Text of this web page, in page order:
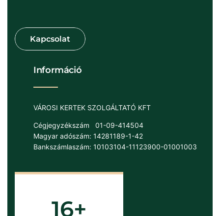
Információ
VÁROSI KERTEK SZOLGÁLTATÓ KFT
Cégjegyzékszám
01-09-414504
Magyar adószám: 14281189-1-42
Bankszámlaszám: 10103104-11123900-01001003
16